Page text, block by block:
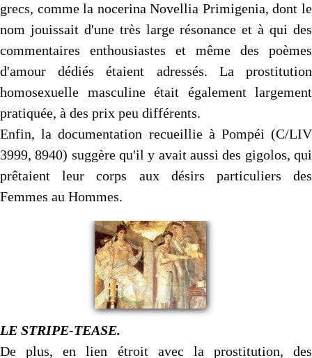
grecs, comme la nocerina Novellia Primigenia, dont le
nom jouissait d'une très large résonance et à qui des
commentaires enthousiastes et même des poèmes
d'amour dédiés étaient adressés. La prostitution
homosexuelle masculine était également largement
pratiquée, à des prix peu différents.
Enfin, la documentation recueillie à Pompéi (C/LIV
3999, 8940) suggère qu'il y avait aussi des gigolos, qui
prêtaient leur corps aux désirs particuliers des
Femmes au Hommes.
LE STRIPE-TEASE.
De plus, en lien étroit avec la prostitution, des